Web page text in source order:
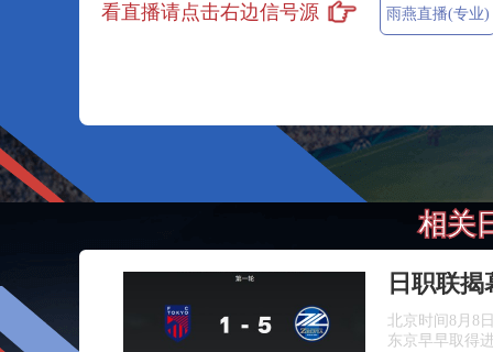
看直播请点击右边信号源 雨燕直播(专业)
相关
北京时间8月8
东京早早取得